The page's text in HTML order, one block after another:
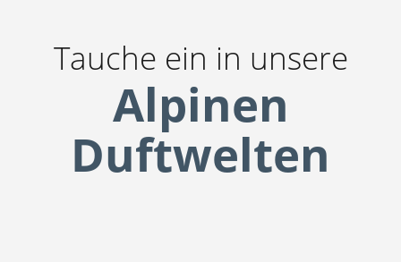
Tauche ein in unsere
Alpinen
Duftwelten